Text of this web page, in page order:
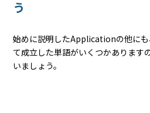
う
始めに説明したApplicationの他に
て成立した単語がいくつかあります
いましょう。